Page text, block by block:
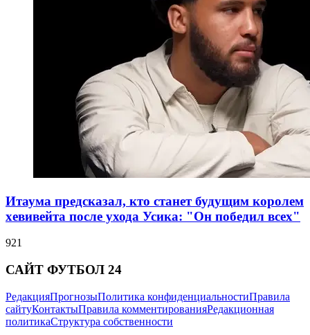
Итаума предсказал, кто станет будущим королем
хевивейта после ухода Усика: "Он победил всех"
921
САЙТ ФУТБОЛ 24
РедакцияПрогнозыПолитика конфиденциальностиПравила
сайтуКонтактыПравила комментированияРедакционная
политикаСтруктура собственности